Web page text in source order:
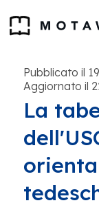
Pubblicato il
Aggiornato il
La